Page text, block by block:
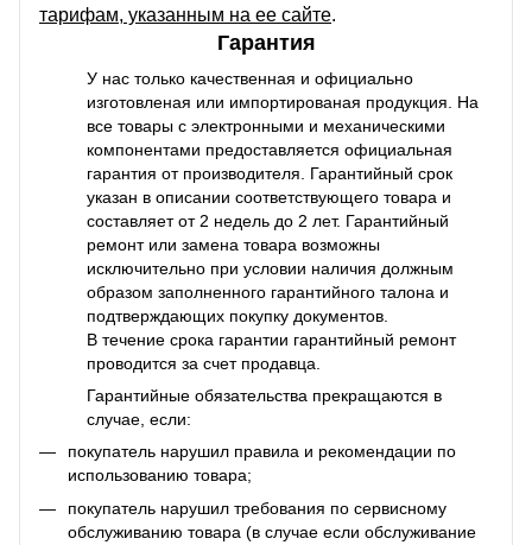
тарифам, указанным на ее сайте.
Гарантия
У нас только качественная и официально
изготовленая или импортированая продукция. На
все товары с электронными и механическими
компонентами предоставляется официальная
гарантия от производителя. Гарантийный срок
указан в описании соответствующего товара и
составляет от 2 недель до 2 лет. Гарантийный
ремонт или замена товара возможны
исключительно при условии наличия должным
образом заполненного гарантийного талона и
подтверждающих покупку документов.
В течение срока гарантии гарантийный ремонт
проводится за счет продавца.
Гарантийные обязательства прекращаются в
случае, если:
покупатель нарушил правила и рекомендации по
использованию товара;
покупатель нарушил требования по сервисному
обслуживанию товара (в случае если обслуживание